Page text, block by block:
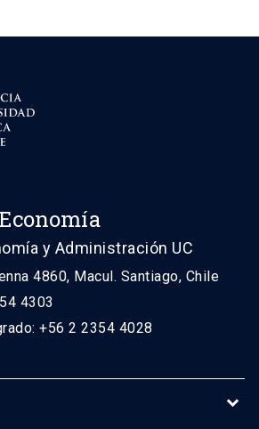
y Administración UC
4860, Macul. Santiago, Chile
4303
+56 2 2354 4028